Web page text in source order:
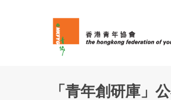
「青年創研庫」